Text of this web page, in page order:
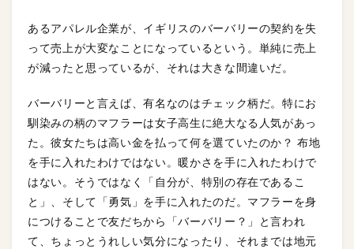
あるアパレル企業が、イギリスのバーバリーの契約を失
って売上が大変なことになっているという。単純に売上
が減ったと思っているが、それは大きな間違いだ。
バーバリーと言えば、有名なのはチェック柄だ。特にお
馴染みの柄のマフラーは女子高生に絶大なる人気があっ
た。彼女たちは高い金を払って何を選ていたのか？ 布地
を手に入れたわけではない。暖かさを手に入れたわけで
はない。そうではなく「自分が、特別の存在であるこ
と」、そして「勇気」を手に入れたのだ。マフラーを身
につけることで友だちから「バーバリー？」と言われ
て、ちょっとうれしい気分になったり、それまでは地元